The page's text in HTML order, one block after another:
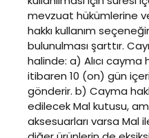
mevzuat hükümlerine
hakkı kullanım
bulunulması şarttır.
halinde: a) Alıcı cayma
itibaren 10 (on) gün
gönderir. b) Cayma
edilecek Mal kutusu,
aksesuarları varsa Mal